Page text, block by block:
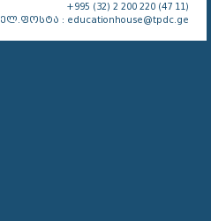
+995 (32) 2 200 220 (47 11)
ელ.ფოსტა : educationhouse@tpdc.ge